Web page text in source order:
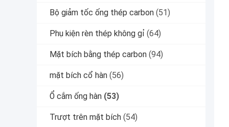
Bộ giảm tốc ống thép carbon (51)
Phụ kiện rèn thép không gỉ (64)
Mặt bích bằng thép carbon (94)
mặt bích cổ hàn (56)
Ổ cắm ống hàn (53)
Trượt trên mặt bích (54)